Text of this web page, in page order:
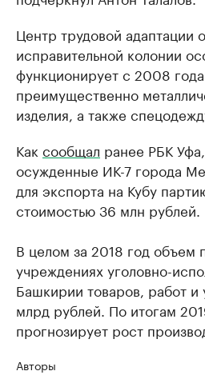
Центр трудовой адаптации
исправительной колонии
функционирует с 2008
преимущественно
изделия, а также
Как сообщал ранее РБК
осужденные ИК-7 города
для экспорта на Кубу
стоимостью 36 млн рублей.
В целом за 2018 год объем
учреждениях уголовно-
Башкирии товаров, работ и
млрд рублей. По итогам
прогнозирует рост
Авторы